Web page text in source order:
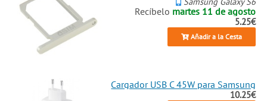
Recíbelo martes 11 de agosto
5.25€
Añadir a la Cesta
Cargador USB C 45W para Samsung
10.25€